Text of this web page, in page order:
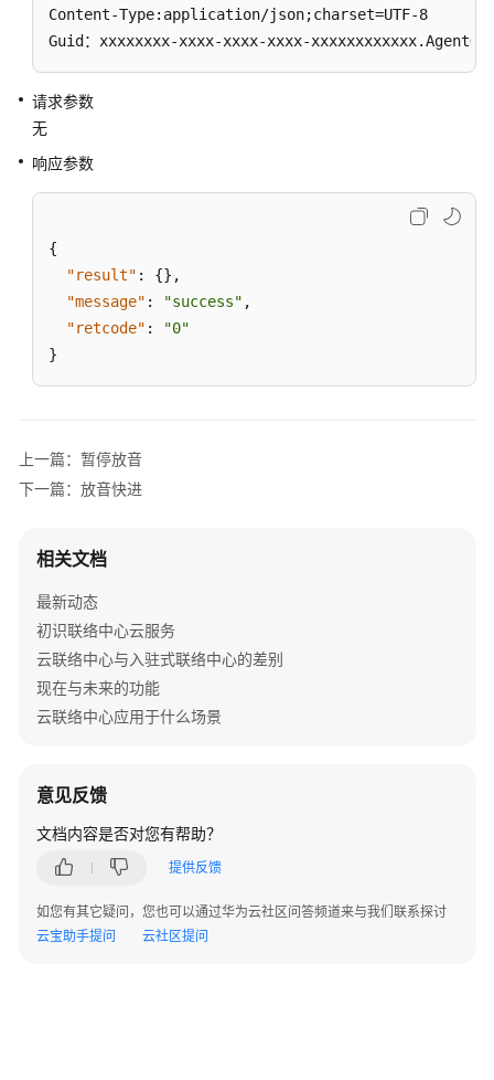
快
退
屏
停
开
始
录
音
音
位
列
Content-Type:application/json;charset=UTF-8
Guid：xxxxxxxx-xxxx-xxxx-xxxx-
请求参数
无
响应参数
{
"result" : {} ,
"message" : "success" ,
"retcode" :
"0"
}
上一篇：暂停放音
下一篇：放音快进
相关文档
最新动态
初识联络中心云服务
云联络中心与入驻式联络中心的差别
现在与未来的功能
云联络中心应用于什么场景
意见反馈
文档内容是否对您有帮助？
提供反馈
如您有其它疑问，您也可以通过华为云社区问答频道来与我们联系探讨
云宝助手提问
云社区提问